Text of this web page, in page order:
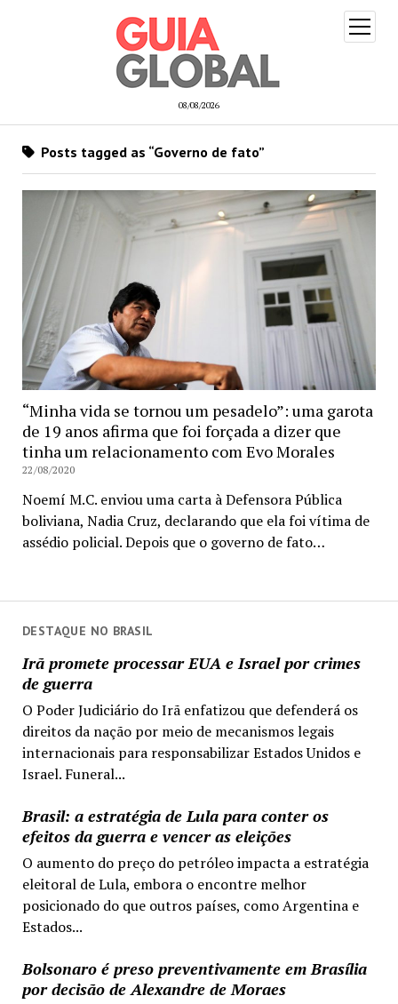
08/08/2026
open
menu
DESTAQUE NO BRASIL
Irã promete processar EUA e Israel por crimes
de guerra
O Poder Judiciário do Irã enfatizou que defenderá os
direitos da nação por meio de mecanismos legais
internacionais para responsabilizar Estados Unidos e
Israel. Funeral...
Brasil: a estratégia de Lula para conter os
efeitos da guerra e vencer as eleições
O aumento do preço do petróleo impacta a estratégia
eleitoral de Lula, embora o encontre melhor
posicionado do que outros países, como Argentina e
Estados...
Bolsonaro é preso preventivamente em Brasília
por decisão de Alexandre de Moraes
Posts tagged as “Governo de fato”
“Minha vida se tornou um pesadelo”: uma garota
de 19 anos afirma que foi forçada a dizer que
tinha um relacionamento com Evo Morales
22/08/2020
Noemí M.C. enviou uma carta à Defensora Pública
boliviana, Nadia Cruz, declarando que ela foi vítima de
assédio policial. Depois que o governo de fato…